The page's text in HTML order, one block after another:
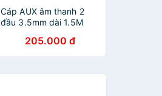
Cáp AUX âm thanh 2
đầu 3.5mm dài 1.5M
phải AV139 Ugreen
40185 Hàng chính hãng
205.000 đ